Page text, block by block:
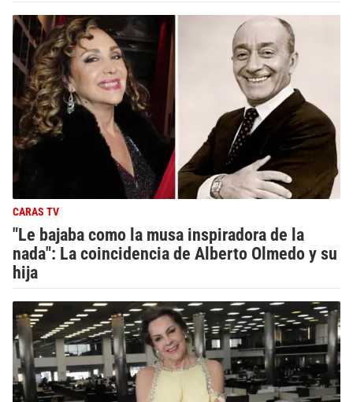
CARAS TV
"Le bajaba como la musa inspiradora de la
nada": La coincidencia de Alberto Olmedo y su
hija